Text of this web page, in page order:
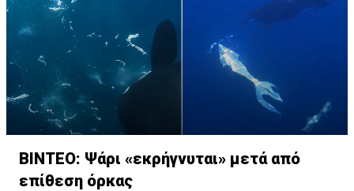
ΒΙΝΤΕΟ: Ψάρι «εκρήγνυται» μετά από
επίθεση όρκας